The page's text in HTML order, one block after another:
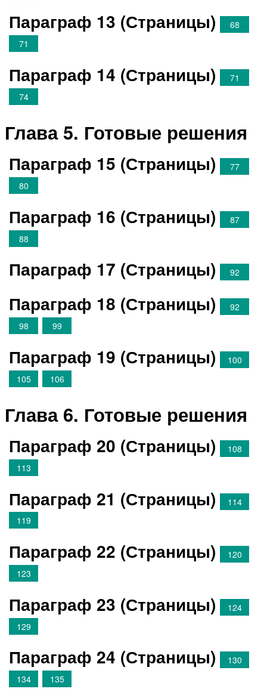
Параграф 13 (Страницы)
68
71
Параграф 14 (Страницы)
71
74
Глава 5. Готовые решения
Параграф 15 (Страницы)
77
80
Параграф 16 (Страницы)
87
88
Параграф 17 (Страницы) 92
Параграф 18 (Страницы)
92
98
99
Параграф 19 (Страницы)
100
105
106
Глава 6. Готовые решения
Параграф 20 (Страницы)
108
113
Параграф 21 (Страницы)
114
119
Параграф 22 (Страницы)
120
123
Параграф 23 (Страницы)
124
129
Параграф 24 (Страницы)
130
134
135